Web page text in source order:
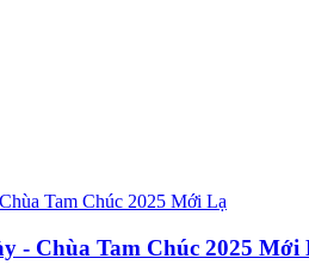
- Chùa Tam Chúc 2025 Mới